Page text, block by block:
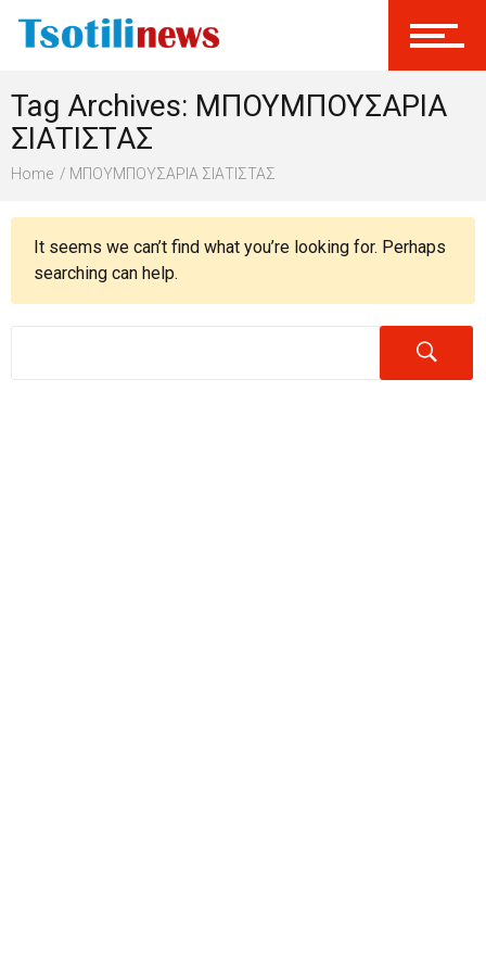
Γίνεται Μέλος
Tag Archives: ΜΠΟΥΜΠΟΥΣΑΡΙΑ
ΣΙΑΤΙΣΤΑΣ
Home ΜΠΟΥΜΠΟΥΣΑΡΙΑ ΣΙΑΤΙΣΤΑΣ
It seems we can’t find what you’re looking for. Perhaps
searching can help.